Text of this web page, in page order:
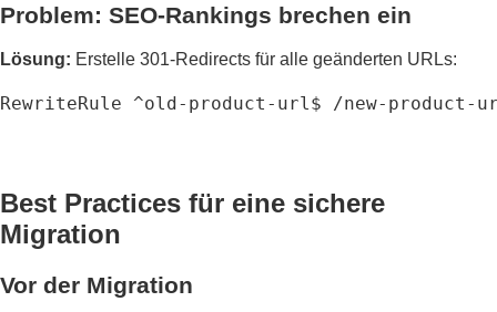
Problem: SEO-Rankings brechen ein
Lösung: Erstelle 301-Redirects für alle geänderten URLs:
RewriteRule ^old-product-url$ /new-product-
Best Practices für eine sichere
Migration
Vor der Migration